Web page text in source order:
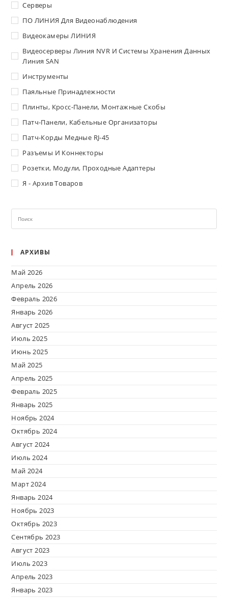
Серверы
ПО ЛИНИЯ Для Видеонаблюдения
Видеокамеры ЛИНИЯ
Видеосерверы Линия NVR И Системы Хранения Данных
Линия SAN
Инструменты
Паяльные Принадлежности
Плинты, Кросс-Панели, Монтажные Скобы
Патч-Панели, Кабельные Организаторы
Патч-Корды Медные RJ-45
Разъемы И Коннекторы
Розетки, Модули, Проходные Адаптеры
Я - Архив Товаров
АРХИВЫ
Май 2026
Апрель 2026
Февраль 2026
Январь 2026
Август 2025
Июль 2025
Июнь 2025
Май 2025
Апрель 2025
Февраль 2025
Январь 2025
Ноябрь 2024
Октябрь 2024
Август 2024
Июль 2024
Май 2024
Март 2024
Январь 2024
Ноябрь 2023
Октябрь 2023
Сентябрь 2023
Август 2023
Июль 2023
Апрель 2023
Январь 2023